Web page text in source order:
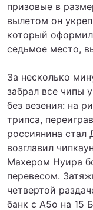
призовые в
вылетом он
который
седьмое место,
За несколько
забрал все чипы
без везения: на
трипса,
россиянина стал
возглавил
Махером Нуира
перевесом.
четвертой
банк с A5o на 15